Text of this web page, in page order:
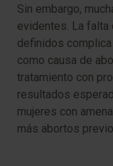
Sin embargo,
evidentes. La
definidos
como causa de
tratamiento con
resultados
mujeres con
más abortos